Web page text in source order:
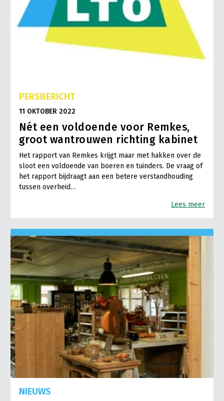
PERSBERICHT
11 OKTOBER 2022
Nét een voldoende voor Remkes,
groot wantrouwen richting kabinet
Het rapport van Remkes krijgt maar met hakken over de
sloot een voldoende van boeren en tuinders. De vraag of
het rapport bijdraagt aan een betere verstandhouding
tussen overheid…
Lees meer
NIEUWS